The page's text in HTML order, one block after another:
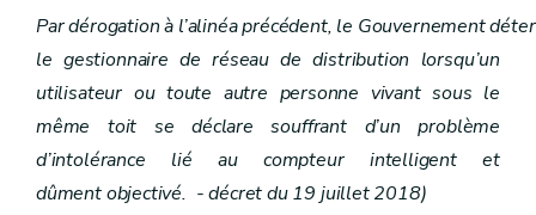
Art. 59
Art. 61
Art. 62
Art. 63
Chapitre XII
Comité « Energie »
Art. 51
Chapitre XIII
Sanctions
Art. 52
Par dérogation à l’alinéa précédent, le Gouvernement
le gestionnaire de réseau de distribution lorsqu’un
utilisateur ou toute autre personne vivant sous le
même toit se déclare souffrant d’un problème
d’intolérance lié au compteur intelligent et
dûment objectivé. - décret du 19 juillet 2018)